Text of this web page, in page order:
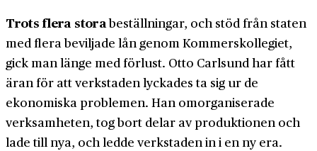
Trots flera storabeställningar, och stöd från staten
med flera beviljade lån genom Kommers­kollegiet,
gick man länge med förlust. Otto Carlsund har fått
äran för att verkstaden lyckades ta sig ur de
ekonomiska problemen. Han omorganiserade
verksamheten, tog bort delar av produktionen och
lade till nya, och ledde verkstaden in i en ny era.